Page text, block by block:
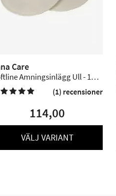
Care
Amningsinlägg Ull - 1
(1) recensioner
114,00
VÄLJ VARIANT